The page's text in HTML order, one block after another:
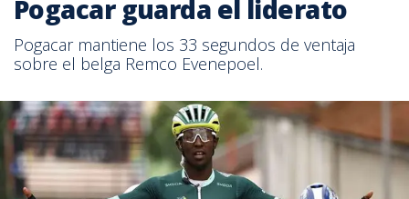
Pogacar guarda el liderato
Pogacar mantiene los 33 segundos de ventaja
sobre el belga Remco Evenepoel.